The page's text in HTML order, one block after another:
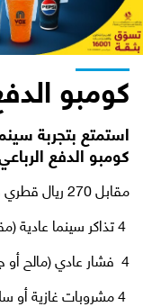
كومبو
استمتع بتجربة
كومبو الدفع
مقابل 270 ريال قطري فقط، احصل على:
4 فشار عادي (مالح أو جبنة أو كراميل)